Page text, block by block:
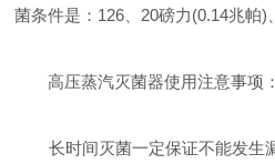
菌条件是：126、20磅力(0.14兆帕)
高压蒸汽灭菌器使用注意事项：
长时间灭菌一定保证不能发生